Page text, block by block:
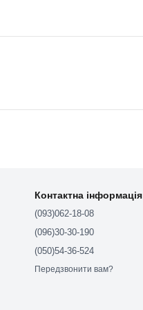
Контактна інформація
(093)062-18-08
(096)30-30-190
(050)54-36-524
Передзвонити вам?